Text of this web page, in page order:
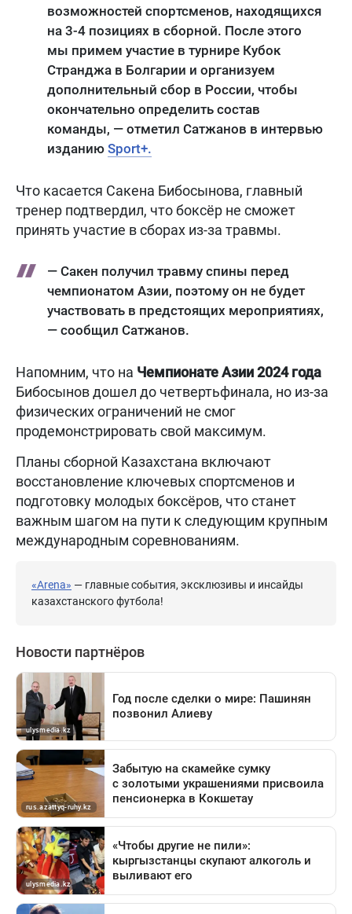
возможностей спортсменов, находящихся
на 3-4 позициях в сборной. После этого
мы примем участие в турнире Кубок
Странджа в Болгарии и организуем
дополнительный сбор в России, чтобы
окончательно определить состав
команды, — отметил Сатжанов в интервью
изданию Sport+.
Что касается Сакена Бибосынова, главный
тренер подтвердил, что боксёр не сможет
принять участие в сборах из-за травмы.
— Сакен получил травму спины перед
чемпионатом Азии, поэтому он не будет
участвовать в предстоящих мероприятиях,
— сообщил Сатжанов.
Напомним, что на Чемпионате Азии 2024 года
Бибосынов дошел до четвертьфинала, но из-за
физических ограничений не смог
продемонстрировать свой максимум.
Планы сборной Казахстана включают
восстановление ключевых спортсменов и
подготовку молодых боксёров, что станет
важным шагом на пути к следующим крупным
международным соревнованиям.
«Arena» — главные события, эксклюзивы и инсайды
казахстанского футбола!